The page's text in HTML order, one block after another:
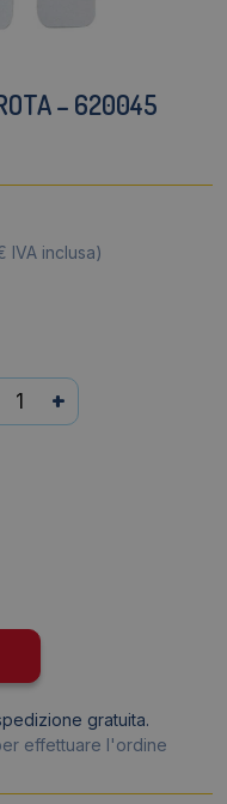
– 620045
IVA inclusa)
+
gratuita.
effettuare l'ordine